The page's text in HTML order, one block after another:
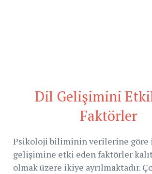
Dil Gelişimini
Faktörler
Psikoloji biliminin verilerine göre
gelişimine etki eden faktörler
olmak üzere ikiye ayrılmaktadır.